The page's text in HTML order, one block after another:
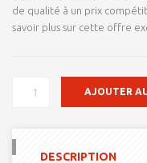
de qualité à un prix
savoir plus sur cette offre
QUANTITÉ
AJOUTER
DESCRIPTION